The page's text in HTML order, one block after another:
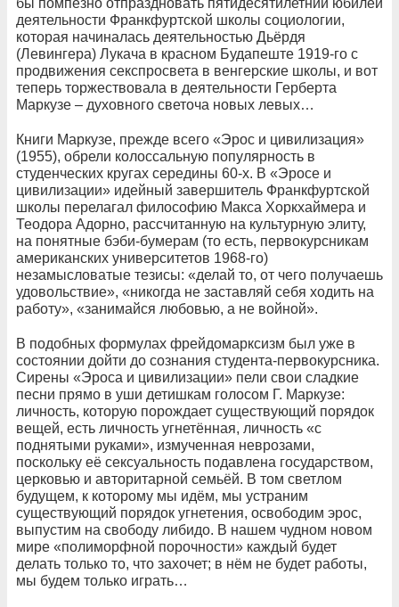
бы помпезно отпраздновать пятидесятилетний юбилей
деятельности Франкфуртской школы социологии,
которая начиналась деятельностью Дьёрдя
(Левингера) Лукача в красном Будапеште 1919-го с
продвижения секспросвета в венгерские школы, и вот
теперь торжествовала в деятельности Герберта
Маркузе – духовного светоча новых левых…
Книги Маркузе, прежде всего «Эрос и цивилизация»
(1955), обрели колоссальную популярность в
студенческих кругах середины 60-х. В «Эросе и
цивилизации» идейный завершитель Франкфуртской
школы перелагал философию Макса Хоркхаймера и
Теодора Адорно, рассчитанную на культурную элиту,
на понятные бэби-бумерам (то есть, первокурсникам
американских университетов 1968-го)
незамысловатые тезисы: «делай то, от чего получаешь
удовольствие», «никогда не заставляй себя ходить на
работу», «занимайся любовью, а не войной».
В подобных формулах фрейдомарксизм был уже в
состоянии дойти до сознания студента-первокурсника.
Сирены «Эроса и цивилизации» пели свои сладкие
песни прямо в уши детишкам голосом Г. Маркузе:
личность, которую порождает существующий порядок
вещей, есть личность угнетённая, личность «с
поднятыми руками», измученная неврозами,
поскольку её сексуальность подавлена государством,
церковью и авторитарной семьёй. В том светлом
будущем, к которому мы идём, мы устраним
существующий порядок угнетения, освободим эрос,
выпустим на свободу либидо. В нашем чудном новом
мире «полиморфной порочности» каждый будет
делать только то, что захочет; в нём не будет работы,
мы будем только играть…